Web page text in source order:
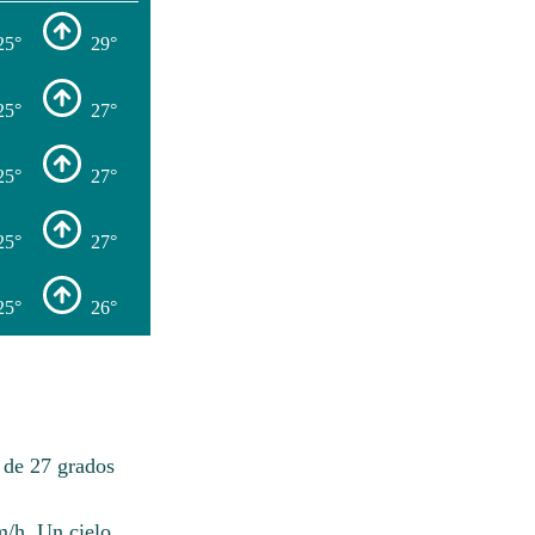
29°
27°
27°
27°
26°
27 grados